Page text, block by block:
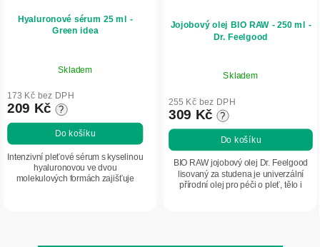
Hyaluronové sérum 25 ml -
Green idea
Skladem
173 Kč bez DPH
209 Kč ?
Do košíku
Intenzivní pleťové sérum s kyselinou
hyaluronovou ve dvou
molekulových formách zajišťuje
Jojobový olej BIO RAW - 250 ml -
Dr. Feelgood
Skladem
255 Kč bez DPH
309 Kč ?
Do košíku
BIO RAW jojobový olej Dr. Feelgood
lisovaný za studena je univerzální
přírodní olej pro péči o pleť, tělo i